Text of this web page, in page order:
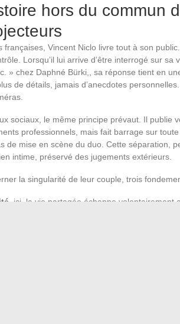
hors du commun
françaises, Vincent Niclo livre tout à son
Lorsqu’il lui arrive d’être interrogé sur
» chez Daphné Bürki,, sa réponse tient en
de détails, jamais d’anecdotes
sociaux, le même principe prévaut. Il publie
professionnels, mais fait barrage sur
de mise en scène du duo. Cette séparation,
intime, préservé des jugements extérieurs.
la singularité de leur couple, trois
, ici, la vie partagée échappe volontairement